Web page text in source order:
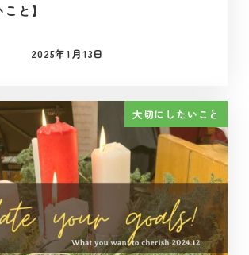
と】
投稿日
2025年1月13日
大切にしたいこと